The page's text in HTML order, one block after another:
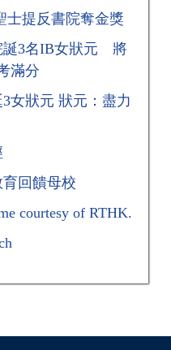
士提反書院奪金獎
誕3名IB女狀元 將
滿分
女狀元 狀元：盡力
回饋母校
courtesy of RTHK.